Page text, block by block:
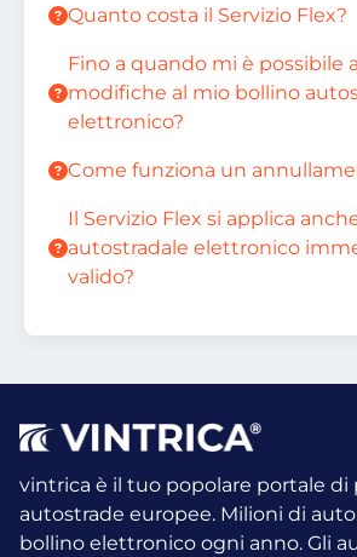
Quanto costa il Servizio Flex?
Fino a quando mi è possibile
modifiche al mio bollino
elettronico?
Come funziona un
Il Servizio Flex si applica
autostradale elettronico
valido?
vintrica è il tuo popolare portale di
autostrade europee. Milioni di
bollino elettronico ogni anno. Gli